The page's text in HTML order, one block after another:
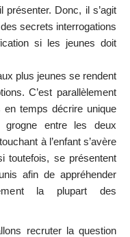
Donc, il s’agit
secrets interrogations
si les jeunes doit
plus jeunes se rendent
C’est parallèlement
en temps décrire unique
grogne entre les deux
à l’enfant s’avère
toutefois, se présentent
afin de appréhender
la plupart des
recruter la question